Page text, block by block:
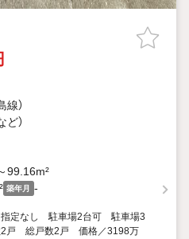
線）
ど）
99.16m²
築年月 -
指定なし 駐車場2台可 駐車場3
戸 総戸数2戸 価格／3198万